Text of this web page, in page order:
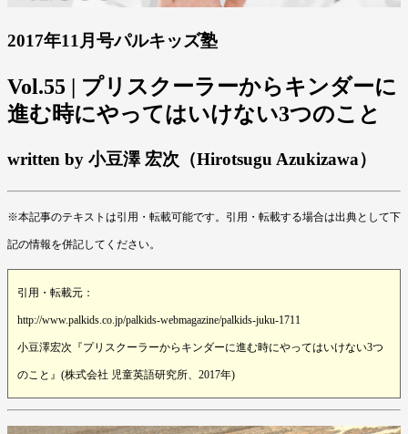
2017年11月号パルキッズ塾
Vol.55 | プリスクーラーからキンダーに
進む時にやってはいけない3つのこと
written by 小豆澤 宏次（Hirotsugu Azukizawa）
※本記事のテキストは引用・転載可能です。引用・転載する場合は出典として下
記の情報を併記してください。
引用・転載元：
http://www.palkids.co.jp/palkids-webmagazine/palkids-juku-1711
小豆澤宏次『プリスクーラーからキンダーに進む時にやってはいけない3つ
のこと』(株式会社 児童英語研究所、2017年)